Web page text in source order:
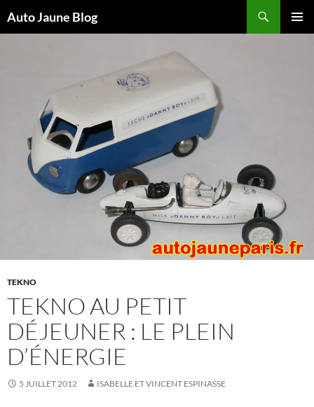
Auto Jaune Blog
TEKNO
TEKNO AU PETIT
DÉJEUNER : LE PLEIN
D’ÉNERGIE
5 JUILLET 2012 ISABELLE ET VINCENT ESPINASSE